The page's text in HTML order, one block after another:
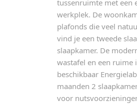
tussenruimte met een
werkplek. De
plafonds die veel
vind je een tweede
slaapkamer. De
wastafel en een
beschikbaar
maanden 2
voor